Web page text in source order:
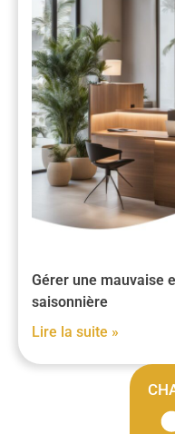
Gérer une mauvaise
saisonnière
Lire la suite »